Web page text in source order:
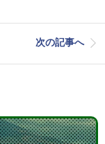
次の記事へ